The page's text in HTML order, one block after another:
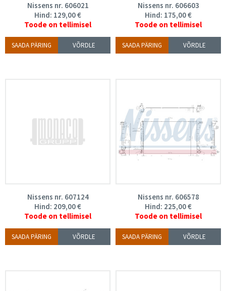
Nissens nr. 606021
Hind: 129,00€
Toode on tellimisel
SAADA PÄRING VÕRDLE
Nissens nr. 606603
Hind: 175,00€
Toode on tellimisel
SAADA PÄRING VÕRDLE
Nissens nr. 607124
Hind: 209,00€
Toode on tellimisel
SAADA PÄRING VÕRDLE
Nissens nr. 606578
Hind: 225,00€
Toode on tellimisel
SAADA PÄRING VÕRDLE